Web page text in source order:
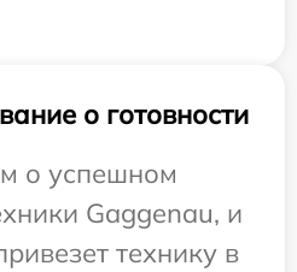
о готовности
о успешном
Gaggenau, и
технику в